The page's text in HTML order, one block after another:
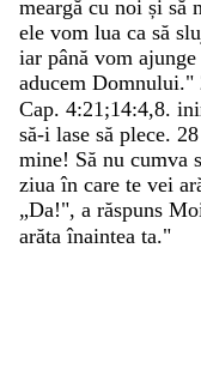
meargă cu noi și să
ele vom lua ca să
iar până vom ajunge
aducem Domnului."
Cap. 4:21;14:4,8.
să-i lase să plece. 28
mine! Să nu cumva
ziuaîn care te vei
„Da!", a răspuns
arătaînaintea ta."